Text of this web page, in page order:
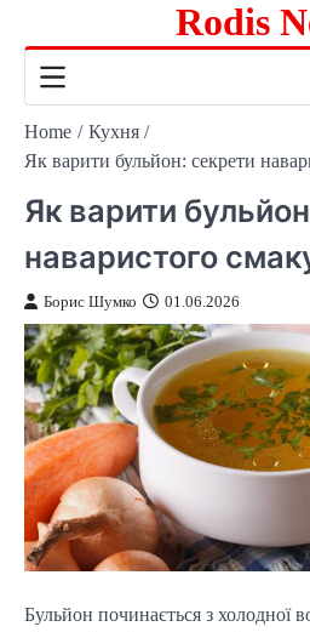
content
Rodis
Home
Кухня
Як варити бульйон: секрети
Як варити
наваристого
Борис Шумко 01.06.2026
Бульйон починається з холодної